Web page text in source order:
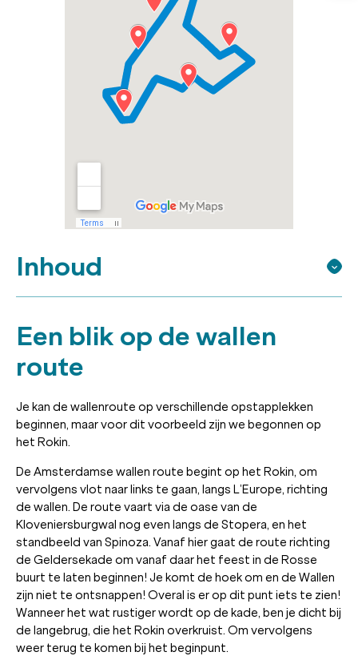
Inhoud
Een blik op de wallen
route
Je kan de wallenroute op verschillende opstapplekken
beginnen, maar voor dit voorbeeld zijn we begonnen op
het Rokin.
De Amsterdamse wallen route begint op het Rokin, om
vervolgens vlot naar links te gaan, langs L’Europe, richting
de wallen. De route vaart via de oase van de
Kloveniersburgwal nog even langs de Stopera, en het
standbeeld van Spinoza. Vanaf hier gaat de route richting
de Geldersekade om vanaf daar het feest in de Rosse
buurt te laten beginnen! Je komt de hoek om en de Wallen
zijn niet te ontsnappen! Overal is er op dit punt iets te zien!
Wanneer het wat rustiger wordt op de kade, ben je dicht bij
de langebrug, die het Rokin overkruist. Om vervolgens
weer terug te komen bij het beginpunt.